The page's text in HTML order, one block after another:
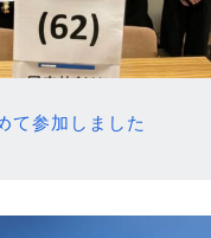
て参加しました